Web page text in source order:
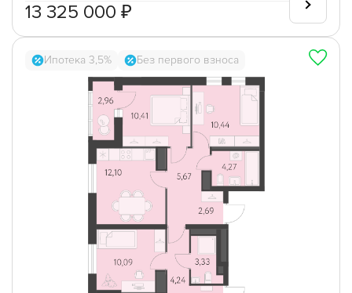
13 325 000 ₽
Ипотека 3,5% Без первого взноса